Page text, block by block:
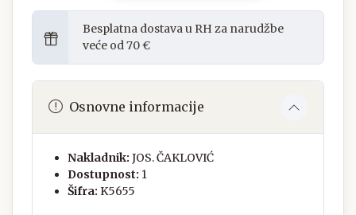
Besplatna dostava u RH za narudžbe
veće od 70 €
Osnovne informacije
Nakladnik: JOS. ČAKLOVIĆ
Dostupnost: 1
Šifra: K5655